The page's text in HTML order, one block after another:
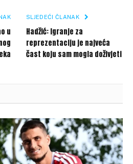
u
SLJEDEĆI ČLANAK
Hadžić: Igranje za
reprezentaciju je najveća
čast koju sam mogla doživjeti